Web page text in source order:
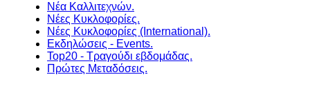
Νέα Καλλιτεχνών.
Νέες Κυκλοφορίες.
Νέες Κυκλοφορίες (International).
Εκδηλώσεις - Events.
Top20 - Τραγούδι εβδομάδας.
Πρώτες Μεταδόσεις.